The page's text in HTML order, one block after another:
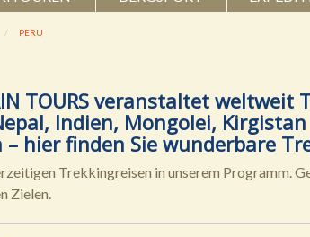
PERU
TOURS veranstaltet weltweit
Indien, Mongolei,
hier finden Sie wunderbare
Trekkingreisen in unserem Programm.
Zielen.